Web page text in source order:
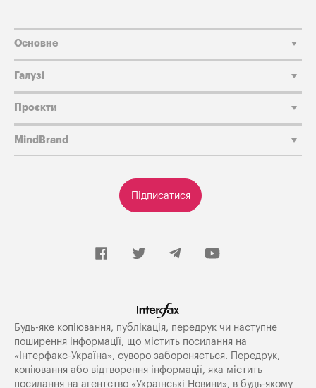
Підписатися
Основне
Галузі
Проєкти
MindBrand
Будь-яке копiювання, публiкацiя, передрук чи наступне
поширення iнформацiї, що мiстить посилання на
«Iнтерфакс-Україна», суворо забороняється. Передрук,
копіювання або відтворення інформації, яка містить
посилання на агентство «Українські Новини», в будь-якому